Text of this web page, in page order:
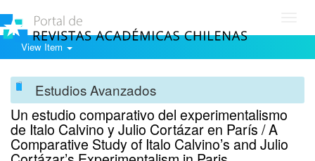
View Item
Estudios Avanzados
Un estudio comparativo del experimentalismo
de Italo Calvino y Julio Cortázar en París / A
Comparative Study of Italo Calvino’s and Julio